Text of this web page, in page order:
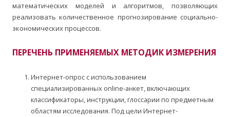
математических моделей и алгоритмов, позволяющих
реализовать количественное прогнозирование социально-
экономических процессов.
ПЕРЕЧЕНЬ ПРИМЕНЯЕМЫХ МЕТОДИК ИЗМЕРЕНИЯ
Интернет-опрос с использованием
специализированных online-анкет, включающих
классификаторы, инструкции, глоссарии по предметным
областям исследования. Под цели Интернет-